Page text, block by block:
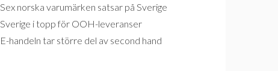
Sex norska varumärken satsar på Sverige
Sverige i topp för OOH-leveranser
E-handeln tar större del av second hand